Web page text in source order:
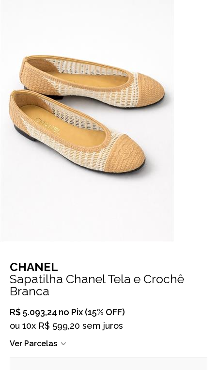
CHANEL
Sapatilha Chanel Tela e Crochê
Branca
R$ 5.093,24 no Pix (15% OFF)
ou 10x R$ 599,20 sem juros
Ver Parcelas